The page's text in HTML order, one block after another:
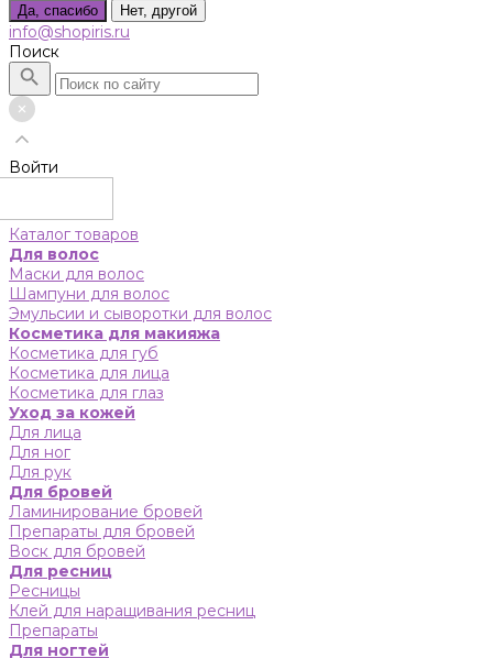
Да, спасибо Нет, другой
info@shopiris.ru
Поиск
Войти
Каталог товаров
Для волос
Маски для волос
Шампуни для волос
Эмульсии и сыворотки для волос
Косметика для макияжа
Косметика для губ
Косметика для лица
Косметика для глаз
Уход за кожей
Для лица
Для ног
Для рук
Для бровей
Ламинирование бровей
Препараты для бровей
Воск для бровей
Для ресниц
Ресницы
Клей для наращивания ресниц
Препараты
Для ногтей